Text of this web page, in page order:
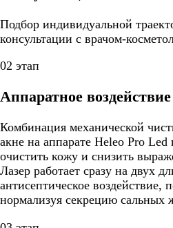
Подбор индивидуальной
консультации с врачом-
02 этап
Аппаратное воздействие
Комбинация механической
акне на аппарате Heleo Pro Led
очистить кожу и снизить
Лазер работает сразу на двух
антисептическое воздействие,
нормализуя секрецию сальных